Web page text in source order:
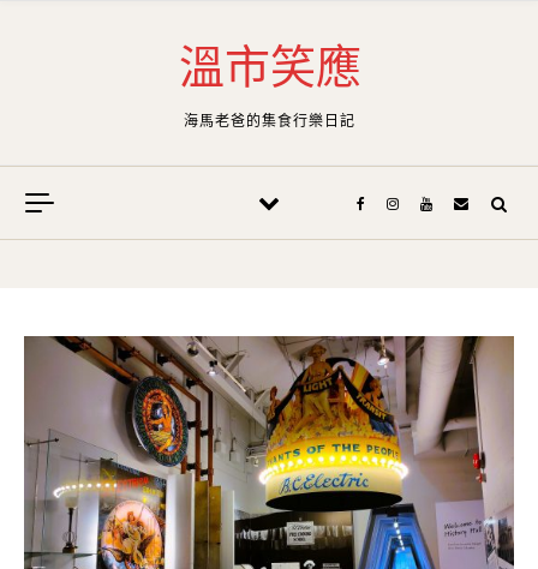
溫市笑應
海馬老爸的集食行樂日記